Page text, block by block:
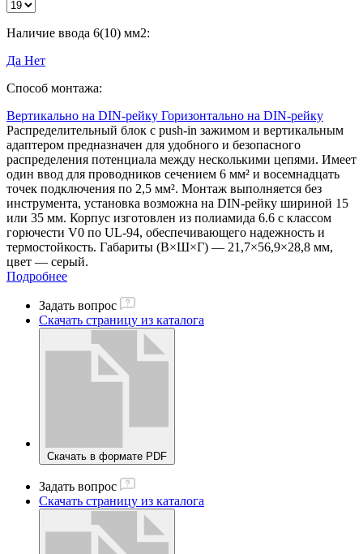
Наличие ввода 6(10) мм2:
Да Нет
Способ монтажа:
Вертикально на DIN-рейку Горизонтально на DIN-рейку
Распределительный блок с push-in зажимом и вертикальным
адаптером предназначен для удобного и безопасного
распределения потенциала между несколькими цепями. Имеет
один ввод для проводников сечением 6 мм² и восемнадцать
точек подключения по 2,5 мм². Монтаж выполняется без
инструмента, установка возможна на DIN-рейку шириной 15
или 35 мм. Корпус изготовлен из полиамида 6.6 с классом
горючести V0 по UL-94, обеспечивающего надежность и
термостойкость. Габариты (В×Ш×Г) — 21,7×56,9×28,8 мм,
цвет — серый.
Подробнее
Задать вопрос
Скачать страницу из каталога
Скачать в формате PDF
Задать вопрос
Скачать страницу из каталога